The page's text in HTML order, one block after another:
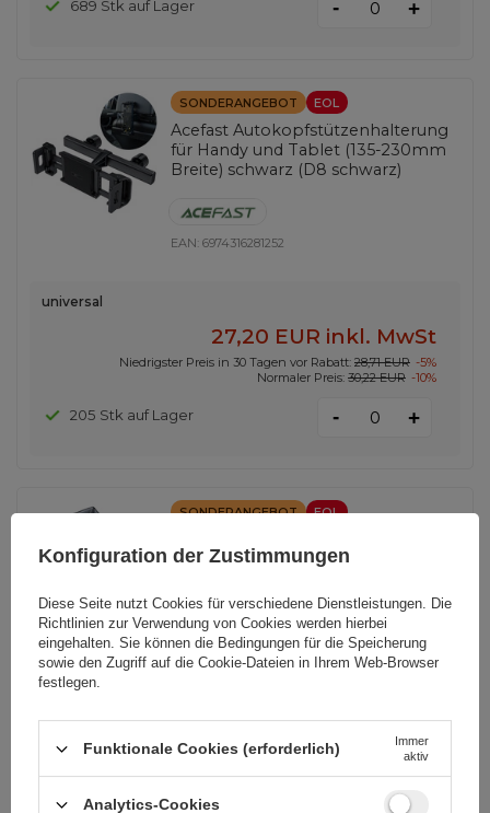
689 Stk auf Lager - +
SONDERANGEBOT EOL
Acefast Autokopfstützenhalterung
für Handy und Tablet (135-230mm
Breite) schwarz (D8 schwarz)
EAN:6974316281252
universal
27,20 EUR inkl. MwSt
Niedrigster Preis in 30 Tagen vor Rabatt: 28,71 EUR -5%
Normaler Preis: 30,22 EUR -10%
205 Stk auf Lager - +
SONDERANGEBOT EOL
USB-C) Dual-Port-Ladegerät
EAN:6974316281443
Schwarz
inkl. MwSt
Konfiguration der Zustimmungen
Diese Seite nutzt Cookies für verschiedene Dienstleistungen. Die
Richtlinien zur Verwendung von Cookies werden hierbei
eingehalten. Sie können die Bedingungen für die Speicherung
sowie den Zugriff auf die Cookie-Dateien in Ihrem Web-Browser
festlegen.
Funktionale Cookies (erforderlich)
Immer
aktiv
Analytics-Cookies